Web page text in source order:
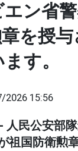
ン省警
を授与
す。
2026 15:56
- 人民公安部
祖国防衛勲